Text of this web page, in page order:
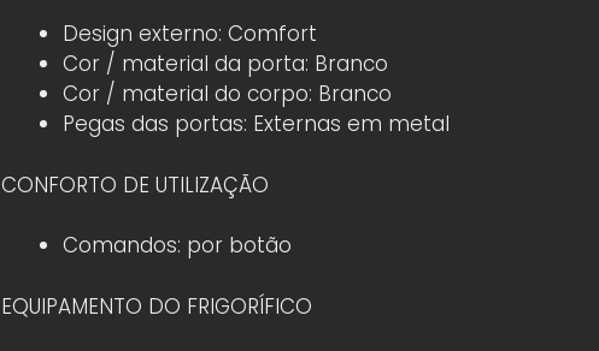
Design externo: Comfort
Cor / material da porta: Branco
Cor / material do corpo: Branco
Pegas das portas: Externas em metal
CONFORTO DE UTILIZAÇÃO
Comandos: por botão
EQUIPAMENTO DO FRIGORÍFICO